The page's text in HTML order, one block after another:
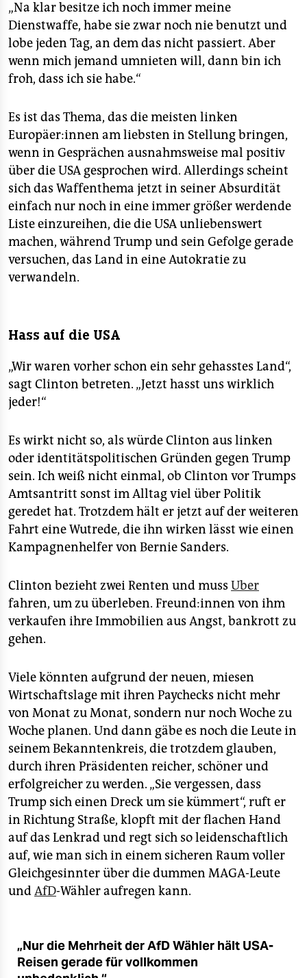
„Na klar besitze ich noch immer meine
Dienstwaffe, habe sie zwar noch nie benutzt und
lobe jeden Tag, an dem das nicht passiert. Aber
wenn mich jemand umnieten will, dann bin ich
froh, dass ich sie habe.“
Es ist das Thema, das die meisten linken
Europäer:innen am liebsten in Stellung bringen,
wenn in Gesprächen ausnahmsweise mal positiv
über die USA gesprochen wird. Allerdings scheint
sich das Waffenthema jetzt in seiner Absurdität
einfach nur noch in eine immer größer werdende
Liste einzureihen, die die USA unliebenswert
machen, während Trump und sein Gefolge gerade
versuchen, das Land in eine Autokratie zu
verwandeln.
Hass auf die USA
„Wir waren vorher schon ein sehr gehasstes Land“,
sagt Clinton betreten. „Jetzt hasst uns wirklich
jeder!“
Es wirkt nicht so, als würde Clinton aus linken
oder identitätspolitischen Gründen gegen Trump
sein. Ich weiß nicht einmal, ob Clinton vor Trumps
Amtsantritt sonst im Alltag viel über Politik
geredet hat. Trotzdem hält er jetzt auf der weiteren
Fahrt eine Wutrede, die ihn wirken lässt wie einen
Kampagnenhelfer von Bernie Sanders.
Clinton bezieht zwei Renten und muss Uber
fahren, um zu überleben. Freund:innen von ihm
verkaufen ihre Immobilien aus Angst, bankrott zu
gehen.
Viele könnten aufgrund der neuen, miesen
Wirtschaftslage mit ihren Paychecks nicht mehr
von Monat zu Monat, sondern nur noch Woche zu
Woche planen. Und dann gäbe es noch die Leute in
seinem Bekanntenkreis, die trotzdem glauben,
durch ihren Präsidenten reicher, schöner und
erfolgreicher zu werden. „Sie vergessen, dass
Trump sich einen Dreck um sie kümmert“, ruft er
in Richtung Straße, klopft mit der flachen Hand
auf das Lenkrad und regt sich so leidenschaftlich
auf, wie man sich in einem sicheren Raum voller
Gleichgesinnter über die dummen MAGA-Leute
undAfD-Wähler aufregen kann.
„Nur die Mehrheit der AfD Wähler hält USA-
Reisen gerade für vollkommen